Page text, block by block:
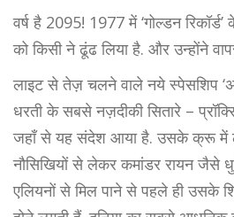
वर्ष है 2095! 1977 में ‘गोल्डन
को किसी ने ढूंढ लिया है. और उन्होंने
लाइट से तेज़ चलने वाले नये स्पेसशिप
धरती के सबसे नज़दीकी सितारे –
जहाँ से यह संदेश आया है. उसके क्रू में
नौसिखियों से लेकर कमांडर रायन जैसे
एलियनों से मिल पाने से पहले ही उसके